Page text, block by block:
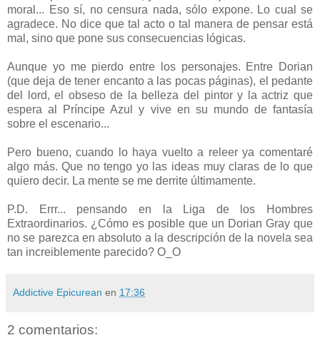
moral... Eso sí, no censura nada, sólo expone. Lo cual se
agradece. No dice que tal acto o tal manera de pensar está
mal, sino que pone sus consecuencias lógicas.
Aunque yo me pierdo entre los personajes. Entre Dorian
(que deja de tener encanto a las pocas páginas), el pedante
del lord, el obseso de la belleza del pintor y la actriz que
espera al Príncipe Azul y vive en su mundo de fantasía
sobre el escenario...
Pero bueno, cuando lo haya vuelto a releer ya comentaré
algo más. Que no tengo yo las ideas muy claras de lo que
quiero decir. La mente se me derrite últimamente.
P.D. Errr... pensando en la Liga de los Hombres
Extraordinarios. ¿Cómo es posible que un Dorian Gray que
no se parezca en absoluto a la descripción de la novela sea
tan increiblemente parecido? O_O
Addictive Epicurean en 17:36
2 comentarios: